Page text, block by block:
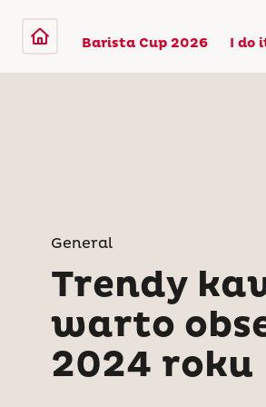
Barista Cup 2026 I do
General
Trendy
warto
2024 roku